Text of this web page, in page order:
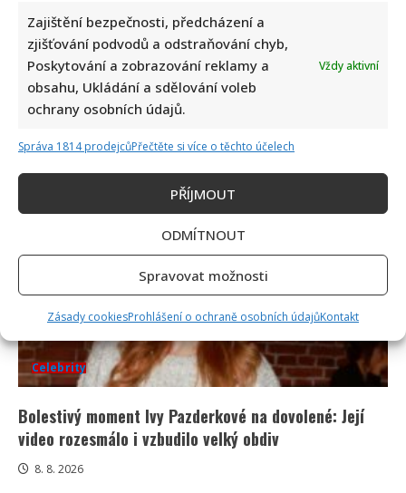
Zajištění bezpečnosti, předcházení a
zjišťování podvodů a odstraňování chyb,
Poskytování a zobrazování reklamy a
obsahu, Ukládání a sdělování voleb
ochrany osobních údajů.
Vždy aktivní
Správa 1814 prodejcůPřečtěte si více o těchto účelech
PŘÍJMOUT
ODMÍTNOUT
Spravovat možnosti
Zásady cookiesProhlášení o ochraně osobních údajůKontakt
Celebrity
Jiří Dvořák o svém výjezdu na Ukrajinu, kde viděl
Celebrity
Bolestivý moment Ivy Pazderkové na dovolené: Její
video rozesmálo i vzbudilo velký obdiv
8. 8. 2026